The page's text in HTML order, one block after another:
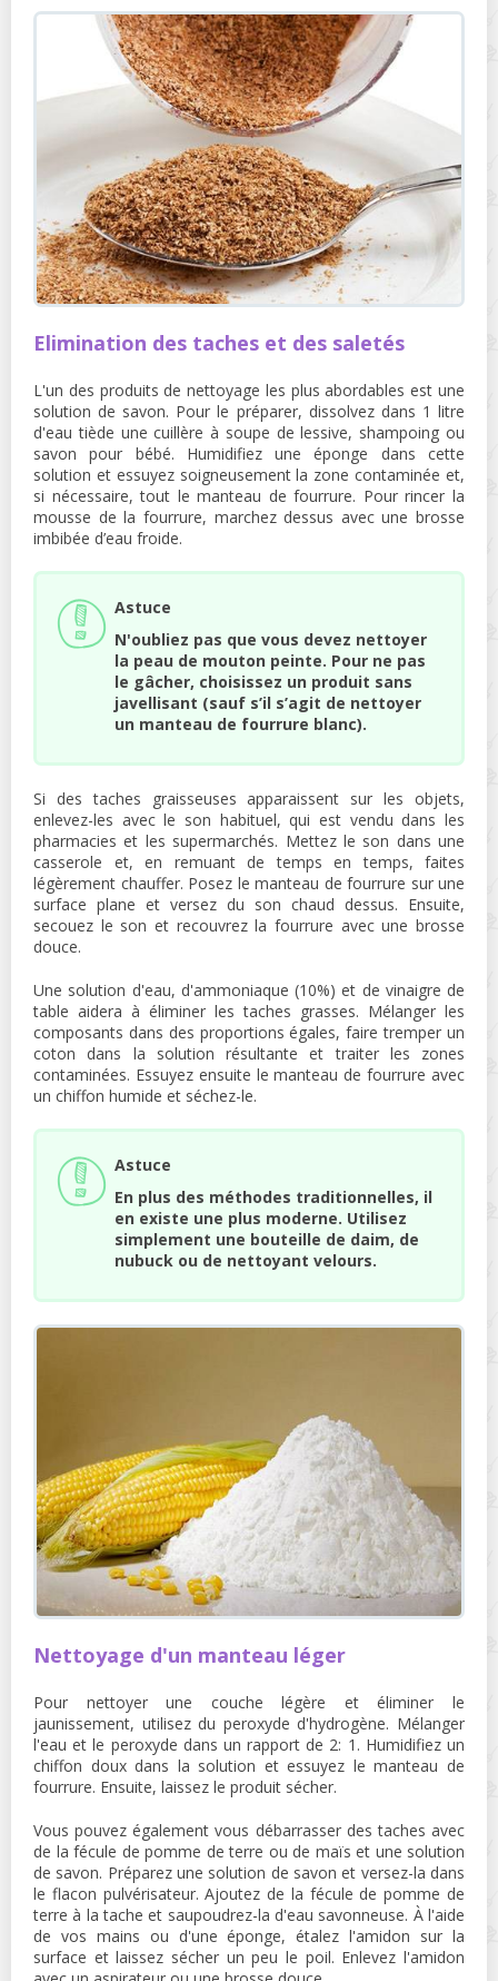
Elimination des taches et des saletés
L'un des produits de nettoyage les plus abordables est une
solution de savon. Pour le préparer, dissolvez dans 1 litre
d'eau tiède une cuillère à soupe de lessive, shampoing ou
savon pour bébé. Humidifiez une éponge dans cette
solution et essuyez soigneusement la zone contaminée et,
si nécessaire, tout le manteau de fourrure. Pour rincer la
mousse de la fourrure, marchez dessus avec une brosse
imbibée d’eau froide.
Astuce
N'oubliez pas que vous devez nettoyer
la peau de mouton peinte. Pour ne pas
le gâcher, choisissez un produit sans
javellisant (sauf s’il s’agit de nettoyer
un manteau de fourrure blanc).
Si des taches graisseuses apparaissent sur les objets,
enlevez-les avec le son habituel, qui est vendu dans les
pharmacies et les supermarchés. Mettez le son dans une
casserole et, en remuant de temps en temps, faites
légèrement chauffer. Posez le manteau de fourrure sur une
surface plane et versez du son chaud dessus. Ensuite,
secouez le son et recouvrez la fourrure avec une brosse
douce.
Une solution d'eau, d'ammoniaque (10%) et de vinaigre de
table aidera à éliminer les taches grasses. Mélanger les
composants dans des proportions égales, faire tremper un
coton dans la solution résultante et traiter les zones
contaminées. Essuyez ensuite le manteau de fourrure avec
un chiffon humide et séchez-le.
Astuce
En plus des méthodes traditionnelles, il
en existe une plus moderne. Utilisez
simplement une bouteille de daim, de
nubuck ou de nettoyant velours.
Nettoyage d'un manteau léger
Pour nettoyer une couche légère et éliminer le
jaunissement, utilisez du peroxyde d'hydrogène. Mélanger
l'eau et le peroxyde dans un rapport de 2: 1. Humidifiez un
chiffon doux dans la solution et essuyez le manteau de
fourrure. Ensuite, laissez le produit sécher.
Vous pouvez également vous débarrasser des taches avec
de la fécule de pomme de terre ou de maïs et une solution
de savon. Préparez une solution de savon et versez-la dans
le flacon pulvérisateur. Ajoutez de la fécule de pomme de
terre à la tache et saupoudrez-la d'eau savonneuse. À l'aide
de vos mains ou d'une éponge, étalez l'amidon sur la
surface et laissez sécher un peu le poil. Enlevez l'amidon